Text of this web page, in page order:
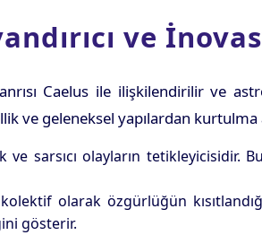
ve
Caelus ile ilişkilendirilir ve
ve geleneksel yapılardan
ve sarsıcı olayların tetikleyicisidir.
olarak özgürlüğün
gösterir.